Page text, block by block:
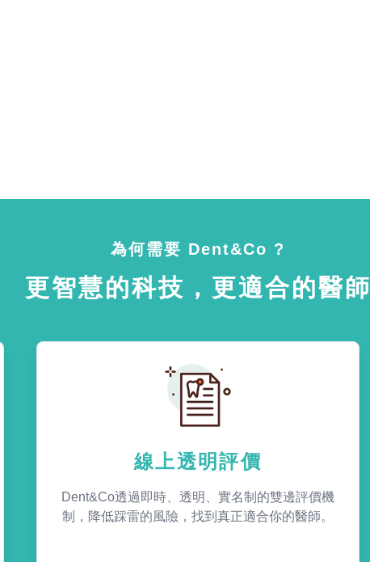
為何需要 Dent&Co ?
更智慧的科技，更適合的醫師
線上透明評價
Dent&Co透過即時、透明、實名制的雙邊評價機
制，降低踩雷的風險，找到真正適合你的醫師。